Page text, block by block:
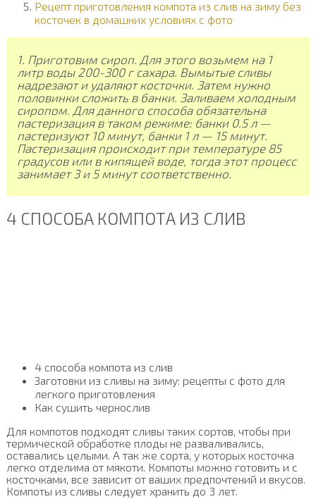
Рецепт приготовления компота из слив на зиму без
косточек в домашних условиях с фото
1. Приготовим сироп. Для этого возьмем на 1
литр воды 200-300 г сахара. Вымытые сливы
надрезают и удаляют косточки. Затем нужно
половинки сложить в банки. Заливаем холодным
сиропом. Для данного способа обязательна
пастеризация в таком режиме: банки 0.5 л —
пастеризуют 10 минут, банки 1 л — 15 минут.
Пастеризация происходит при температуре 85
градусов или в кипящей воде, тогда этот процесс
занимает 3 и 5 минут соответственно.
4 СПОСОБА КОМПОТА ИЗ СЛИВ
4 способа компота из слив
Заготовки из сливы на зиму: рецепты с фото для
легкого приготовления
Как сушить чернослив
Для компотов подходят сливы таких сортов, чтобы при
термической обработке плоды не разваливались,
оставались целыми. А так же сорта, у которых косточка
легко отделима от мякоти. Компоты можно готовить и с
косточками, все зависит от ваших предпочтений и вкусов.
Компоты из сливы следует хранить до 3 лет.